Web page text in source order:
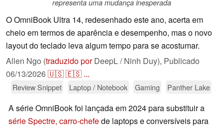
representa uma mudança inesperada
O OmniBook Ultra 14, redesenhado este ano, acerta em
cheio em termos de aparência e desempenho, mas o novo
layout do teclado leva algum tempo para se acostumar.
Allen Ngo (traduzido porDeepL / Ninh Duy), Publicado
06/13/2026🇺🇸🇪🇸 ...
Review Snippet Laptop / Notebook Gaming Panther Lake
A série OmniBook foi lançada em 2024 para substituir a
série Spectre, carro-chefede laptops e conversíveis para